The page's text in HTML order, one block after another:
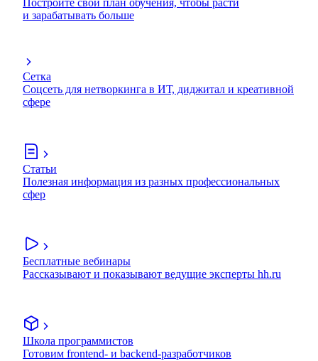
Постройте свой план обучения, чтобы расти
и зарабатывать больше
Сетка
Соцсеть для нетворкинга в ИТ, диджитал и креативной
сфере
Статьи
Полезная информация из разных профессиональных
сфер
Бесплатные вебинары
Рассказывают и показывают ведущие эксперты hh.ru
Школа программистов
Готовим frontend- и backend-разработчиков